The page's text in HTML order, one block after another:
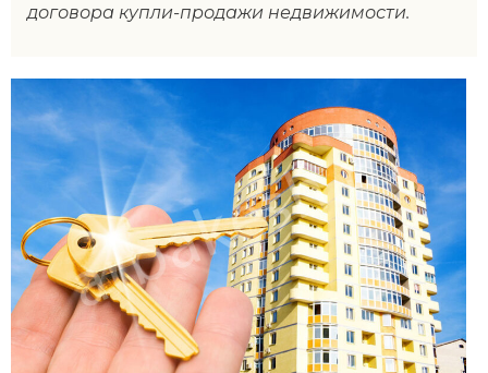
договора купли-продажи недвижимости.